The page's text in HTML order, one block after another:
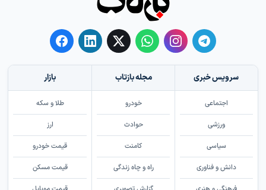
سرویس خبری
اجتماعی
ورزشی
سیاسی
دانش و فناوری
مجله بازتاب
خودرو
حوادث
کامنت
راه و چاه زندگی
بازار
طلا و سکه
ارز
قیمت خودرو
قیمت مسکن